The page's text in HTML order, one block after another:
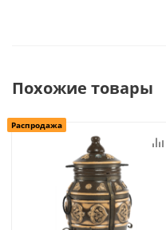
Похожие товары
Распродажа